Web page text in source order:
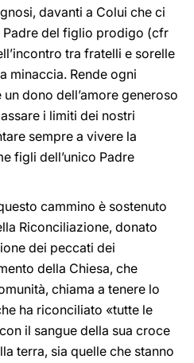
davanti a Colui che ci
Padre del figlio prodigo (cfr
tra fratelli e sorelle
minaccia. Rende ogni
dono dell’amore generoso
i limiti dei nostri
sempre a vivere la
figli dell’unico Padre
cammino è sostenuto
Riconciliazione, donato
dei peccati dei
della Chiesa, che
chiama a tenere lo
ha riconciliato «tutte le
il sangue della sua croce
terra, sia quelle che stanno